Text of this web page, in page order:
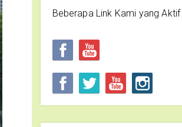
Beberapa Link Kami yang Aktif